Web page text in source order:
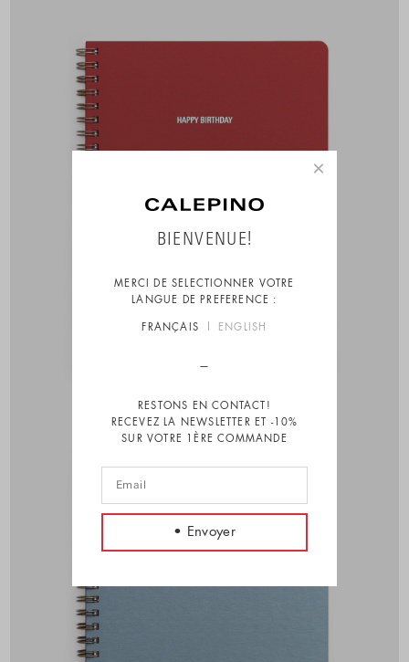
×
BIENVENUE!
MERCI DE SELECTIONNER VOTRE
LANGUE DE PREFERENCE :
FRANÇAIS ENGLISH
RESTONS EN CONTACT!
RECEVEZ LA NEWSLETTER ET -10%
SUR VOTRE 1ÈRE COMMANDE